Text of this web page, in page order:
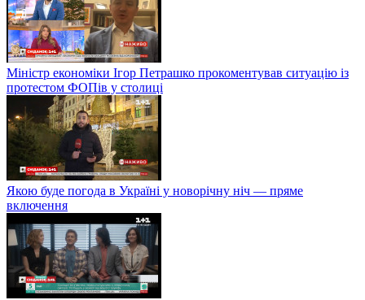
Міністр економіки Ігор Петрашко прокоментував ситуацію із
протестом ФОПів у столиці
Якою буде погода в Україні у новорічну ніч — пряме
включення